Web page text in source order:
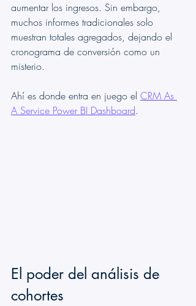
aumentar los ingresos. Sin embargo,
muchos informes tradicionales solo
muestran totales agregados, dejando el
cronograma de conversión como un
misterio.
Ahí es donde entra en juego el CRM As
A Service Power BI Dashboard.
El poder del análisis de
cohortes